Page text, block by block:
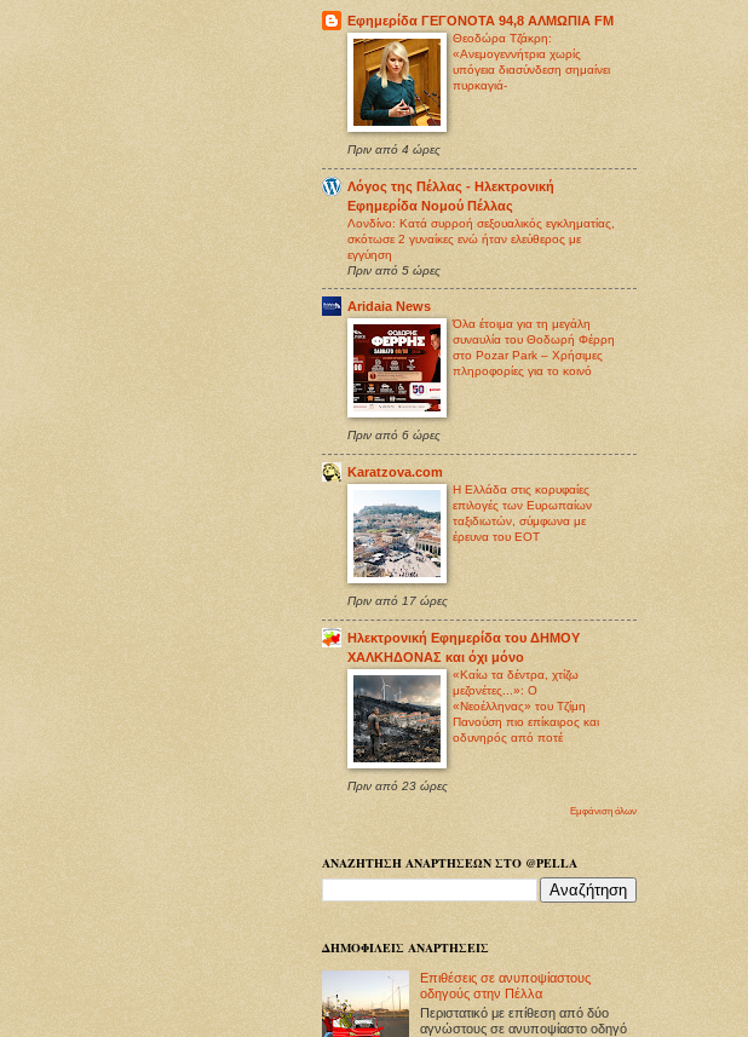
Εφημερίδα ΓΕΓΟΝΟΤΑ 94,8 ΑΛΜΩΠΙΑ FM
Θεοδώρα Τζάκρη:
«Ανεμογεννήτρια χωρίς
υπόγεια διασύνδεση σημαίνει
πυρκαγιά-
Πριν από 4 ώρες
Λόγος της Πέλλας - Ηλεκτρονική
Εφημερίδα Νομού Πέλλας
Λονδίνο: Κατά συρροή σεξoυαλικός εγκληματίας,
σκότωσε 2 γυναίκες ενώ ήταν ελεύθερος με
εγγύηση
Πριν από 5 ώρες
Aridaia News
Όλα έτοιμα για τη μεγάλη
συναυλία του Θοδωρή Φέρρη
στο Pozar Park – Χρήσιμες
πληροφορίες για το κοινό
Πριν από 6 ώρες
Karatzova.com
Η Ελλάδα στις κορυφαίες
επιλογές των Ευρωπαίων
ταξιδιωτών, σύμφωνα με
έρευνα του ΕΟΤ
Πριν από 17 ώρες
Ηλεκτρονική Εφημερίδα του ΔΗΜΟΥ
ΧΑΛΚΗΔΟΝΑΣ και όχι μόνο
«Καίω τα δέντρα, χτίζω
μεζονέτες...»: Ο
«Νεοέλληνας» του Τζίμη
Πανούση πιο επίκαιρος και
οδυνηρός από ποτέ
Πριν από 23 ώρες
Εμφάνιση όλων
ΑΝΑΖΗΤΗΣΗ ΑΝΑΡΤΗΣΕΩΝ ΣΤΟ @PELLA
ΔΗΜΟΦΙΛΕΙΣ ΑΝΑΡΤΗΣΕΙΣ
Επιθέσεις σε ανυποψίαστους
οδηγούς στην Πέλλα
Περιστατικό με επίθεση από δύο
αγνώστους σε ανυποψίαστο οδηγό